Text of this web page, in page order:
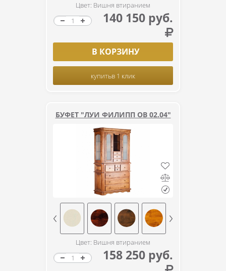
Цвет: Вишня втиранием
140 150 руб.
В КОРЗИНУ
купитьв 1 клик
БУФЕТ "ЛУИ ФИЛИПП ОВ 02.04"
Цвет: Вишня втиранием
158 250 руб.